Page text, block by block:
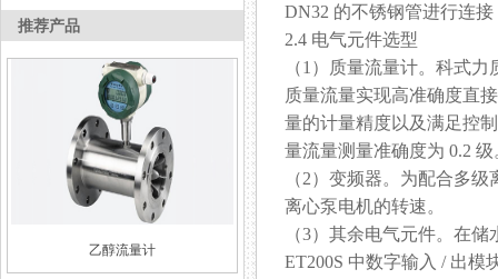
推荐产品
乙醇流量计
DN32 的不锈钢管进行连接
2.4 电气元件选型
（1）质量流量计。科式
质量流量实现高准确度直接
量的计量精度以及满足控制
量流量测量准确度为 0.2 级
（2）变频器。为配合
离心泵电机的转速。
（3）其余电气元件。
ET200S 中数字输入 / 出模块